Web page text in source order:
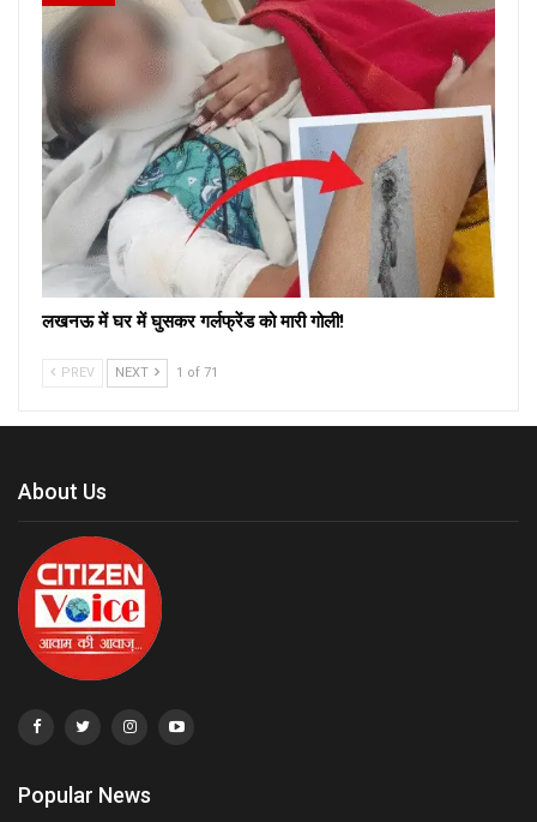
लखनऊ में घर में घुसकर गर्लफ्रेंड को मारी गोली!
PREV NEXT 1 of 71
About Us
Popular News